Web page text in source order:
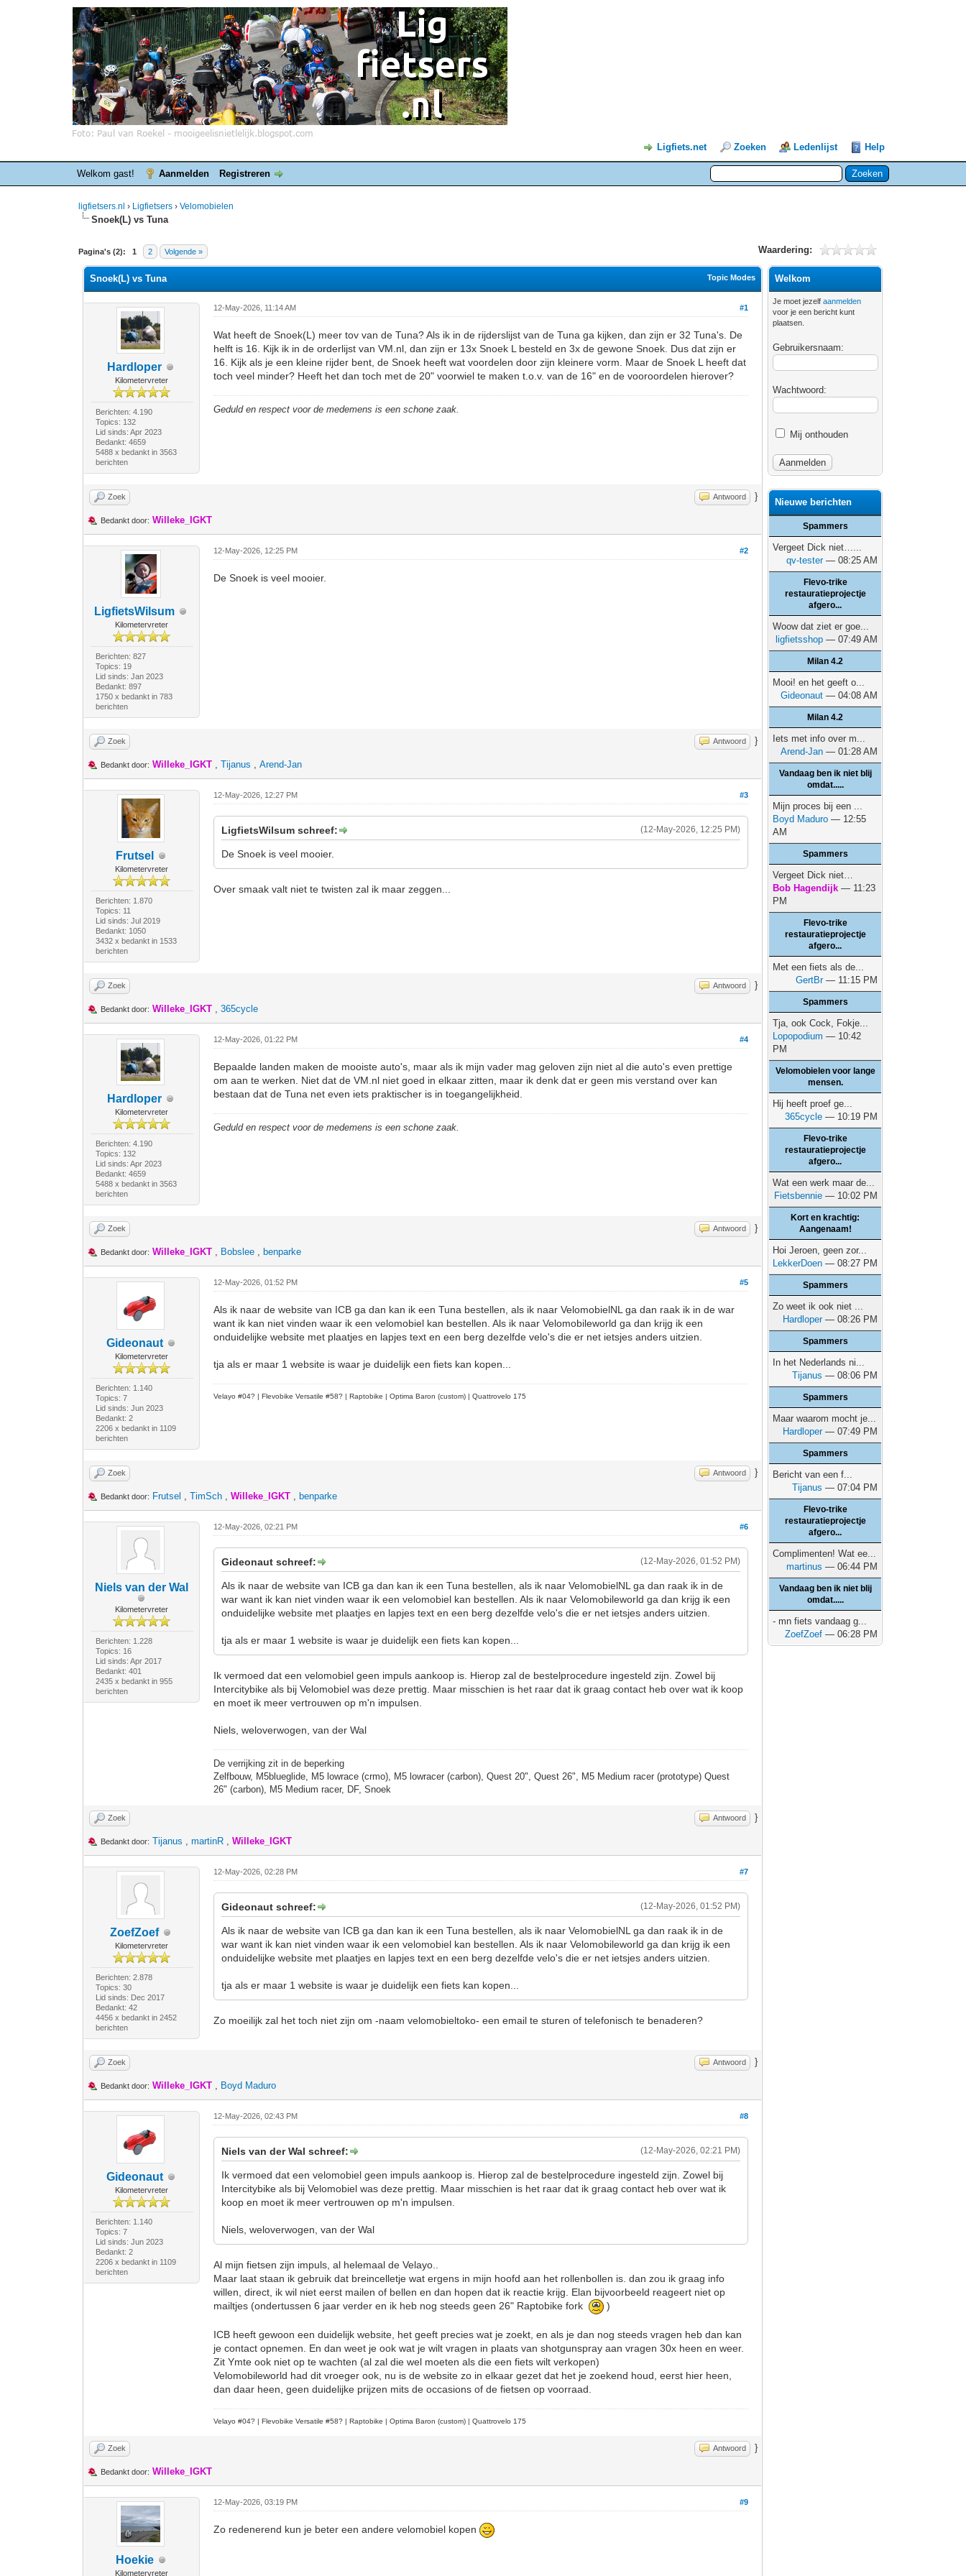
Ligfiets.net Zoeken Ledenlijst Help
Welkom gast! Aanmelden Registreren
ligfietsers.nl › Ligfietsers ›Velomobielen
Snoek(L) vs Tuna
Pagina's (2): 1 2 Volgende » Waardering:
0 stemmen - gemiddelde waardering is 0
1
2
3
4
5
Topic Modes
Snoek(L) vs Tuna
Hardloper
Kilometervreter
Berichten: 4.190
Topics: 132
Lid sinds: Apr 2023
Bedankt: 4659
5488 x bedankt in 3563
berichten
#1
12-May-2026, 11:14 AM
Wat heeft de Snoek(L) meer tov van de Tuna? Als ik in de rijderslijst van de Tuna ga kijken, dan zijn er 32 Tuna's. De
helft is 16. Kijk ik in de orderlijst van VM.nl, dan zijn er 13x Snoek L besteld en 3x de gewone Snoek. Dus dat zijn er
16. Kijk als je een kleine rijder bent, de Snoek heeft wat voordelen door zijn kleinere vorm. Maar de Snoek L heeft dat
toch veel minder? Heeft het dan toch met de 20" voorwiel te maken t.o.v. van de 16" en de vooroordelen hierover?
Geduld en respect voor de medemens is een schone zaak.
Zoek Antwoord }
Bedankt door: Willeke_IGKT
LigfietsWilsum
Kilometervreter
Berichten: 827
Topics: 19
Lid sinds: Jan 2023
Bedankt: 897
1750 x bedankt in 783
berichten
#2
12-May-2026, 12:25 PM
De Snoek is veel mooier.
Zoek Antwoord }
Bedankt door: Willeke_IGKT ,Tijanus ,Arend-Jan
Frutsel
Kilometervreter
Berichten: 1.870
Topics: 11
Lid sinds: Jul 2019
Bedankt: 1050
3432 x bedankt in 1533
berichten
#3
12-May-2026, 12:27 PM
(12-May-2026, 12:25 PM)
LigfietsWilsum schreef:
De Snoek is veel mooier.
Over smaak valt niet te twisten zal ik maar zeggen...
Zoek Antwoord }
Bedankt door: Willeke_IGKT ,365cycle
Hardloper
Kilometervreter
Berichten: 4.190
Topics: 132
Lid sinds: Apr 2023
Bedankt: 4659
5488 x bedankt in 3563
berichten
#4
12-May-2026, 01:22 PM
Bepaalde landen maken de mooiste auto's, maar als ik mijn vader mag geloven zijn niet al die auto's even prettige
om aan te werken. Niet dat de VM.nl niet goed in elkaar zitten, maar ik denk dat er geen mis verstand over kan
bestaan dat de Tuna net even iets praktischer is in toegangelijkheid.
Geduld en respect voor de medemens is een schone zaak.
Zoek Antwoord }
Bedankt door: Willeke_IGKT , Bobslee , benparke
Gideonaut
Kilometervreter
Berichten: 1.140
Topics: 7
Lid sinds: Jun 2023
Bedankt: 2
2206 x bedankt in 1109
berichten
#5
12-May-2026, 01:52 PM
Als ik naar de website van ICB ga dan kan ik een Tuna bestellen, als ik naar VelomobielNL ga dan raak ik in de war
want ik kan niet vinden waar ik een velomobiel kan bestellen. Als ik naar Velomobileworld ga dan krijg ik een
onduidelijke website met plaatjes en lapjes text en een berg dezelfde velo's die er net ietsjes anders uitzien.
tja als er maar 1 website is waar je duidelijk een fiets kan kopen...
Velayo #04? | Flevobike Versatile #58? | Raptobike | Optima Baron (custom) | Quattrovelo 175
Zoek Antwoord }
Bedankt door: Frutsel ,TimSch ,Willeke_IGKT , benparke
Niels van der Wal
Kilometervreter
Berichten: 1.228
Topics: 16
Lid sinds: Apr 2017
Bedankt: 401
2435 x bedankt in 955
berichten
#6
12-May-2026, 02:21 PM
(12-May-2026, 01:52 PM)
Gideonaut schreef:
Als ik naar de website van ICB ga dan kan ik een Tuna bestellen, als ik naar VelomobielNL ga dan raak ik in de
war want ik kan niet vinden waar ik een velomobiel kan bestellen. Als ik naar Velomobileworld ga dan krijg ik een
onduidelijke website met plaatjes en lapjes text en een berg dezelfde velo's die er net ietsjes anders uitzien.
tja als er maar 1 website is waar je duidelijk een fiets kan kopen...
Ik vermoed dat een velomobiel geen impuls aankoop is. Hierop zal de bestelprocedure ingesteld zijn. Zowel bij
Intercitybike als bij Velomobiel was deze prettig. Maar misschien is het raar dat ik graag contact heb over wat ik koop
en moet ik meer vertrouwen op m'n impulsen.
Niels, weloverwogen, van der Wal
De verrijking zit in de beperking
Zelfbouw, M5blueglide, M5 lowrace (crmo), M5 lowracer (carbon), Quest 20", Quest 26", M5 Medium racer (prototype) Quest
26" (carbon), M5 Medium racer, DF, Snoek
Zoek Antwoord }
Bedankt door: Tijanus ,martinR ,Willeke_IGKT
ZoefZoef
Kilometervreter
Berichten: 2.878
Topics: 30
Lid sinds: Dec 2017
Bedankt: 42
4456 x bedankt in 2452
berichten
#7
12-May-2026, 02:28 PM
(12-May-2026, 01:52 PM)
Gideonaut schreef:
Als ik naar de website van ICB ga dan kan ik een Tuna bestellen, als ik naar VelomobielNL ga dan raak ik in de
war want ik kan niet vinden waar ik een velomobiel kan bestellen. Als ik naar Velomobileworld ga dan krijg ik een
onduidelijke website met plaatjes en lapjes text en een berg dezelfde velo's die er net ietsjes anders uitzien.
tja als er maar 1 website is waar je duidelijk een fiets kan kopen...
Zo moeilijk zal het toch niet zijn om -naam velomobieltoko- een email te sturen of telefonisch te benaderen?
Zoek Antwoord }
Bedankt door: Willeke_IGKT , Boyd Maduro
Gideonaut
Kilometervreter
Berichten: 1.140
Topics: 7
Lid sinds: Jun 2023
Bedankt: 2
2206 x bedankt in 1109
berichten
#8
12-May-2026, 02:43 PM
(12-May-2026, 02:21 PM)
Niels van der Wal schreef:
Ik vermoed dat een velomobiel geen impuls aankoop is. Hierop zal de bestelprocedure ingesteld zijn. Zowel bij
Intercitybike als bij Velomobiel was deze prettig. Maar misschien is het raar dat ik graag contact heb over wat ik
koop en moet ik meer vertrouwen op m'n impulsen.
Niels, weloverwogen, van der Wal
Al mijn fietsen zijn impuls, al helemaal de Velayo..
Maar laat staan ik gebruik dat breincelletje wat ergens in mijn hoofd aan het rollenbollen is. dan zou ik graag info
willen, direct, ik wil niet eerst mailen of bellen en dan hopen dat ik reactie krijg. Elan bijvoorbeeld reageert niet op
mailtjes (ondertussen 6 jaar verder en ik heb nog steeds geen 26" Raptobike fork
)
ICB heeft gewoon een duidelijk website, het geeft precies wat je zoekt, en als je dan nog steeds vragen heb dan kan
je contact opnemen. En dan weet je ook wat je wilt vragen in plaats van shotgunspray aan vragen 30x heen en weer.
Zit Ymte ook niet op te wachten (al zal die wel moeten als die een fiets wilt verkopen)
Velomobileworld had dit vroeger ook, nu is de website zo in elkaar gezet dat het je zoekend houd, eerst hier heen,
dan daar heen, geen duidelijke prijzen mits de occasions of de fietsen op voorraad.
Velayo #04? | Flevobike Versatile #58? | Raptobike | Optima Baron (custom) | Quattrovelo 175
Zoek Antwoord }
Bedankt door: Willeke_IGKT
Hoekie
Kilometervreter
#9
12-May-2026, 03:19 PM
Zo redenerend kun je beter een andere velomobiel kopen
Welkom
Je moet jezelfaanmelden
voor je een bericht kunt
plaatsen.
Gebruikersnaam:
Wachtwoord:
Mij onthouden
Nieuwe berichten
Spammers
Vergeet Dick niet…...
qv-tester— 08:25 AM
Flevo-trike
restauratieprojectje
afgero...
Woow dat ziet er goe...
ligfietsshop — 07:49 AM
Milan 4.2
Mooi! en het geeft o...
Gideonaut — 04:08 AM
Milan 4.2
Iets met info over m...
Arend-Jan — 01:28 AM
Vandaag ben ik niet blij
omdat.....
Mijn proces bij een ...
Boyd Maduro — 12:55
AM
Spammers
Vergeet Dick niet…
Bob Hagendijk — 11:23
PM
Flevo-trike
restauratieprojectje
afgero...
Met een fiets als de...
GertBr— 11:15 PM
Spammers
Tja, ook Cock, Fokje...
Lopopodium — 10:42
PM
Velomobielen voor lange
mensen.
Hij heeft proef ge...
365cycle — 10:19 PM
Flevo-trike
restauratieprojectje
afgero...
Wat een werk maar de...
Fietsbennie — 10:02 PM
Kort en krachtig:
Aangenaam!
Hoi Jeroen, geen zor...
LekkerDoen — 08:27 PM
Spammers
Zo weet ik ook niet ...
Hardloper— 08:26 PM
Spammers
In het Nederlands ni...
Tijanus — 08:06 PM
Spammers
Maar waarom mocht je...
Hardloper— 07:49 PM
Spammers
Bericht van een f...
Tijanus — 07:04 PM
Flevo-trike
restauratieprojectje
afgero...
Complimenten! Wat ee...
martinus — 06:44 PM
Vandaag ben ik niet blij
omdat.....
- mn fiets vandaag g...
ZoefZoef — 06:28 PM